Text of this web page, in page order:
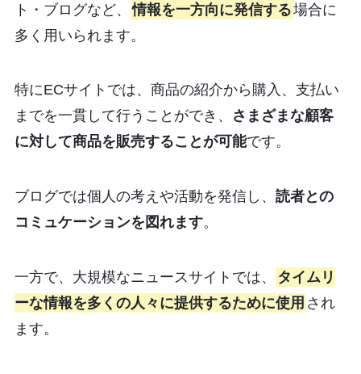
ト・ブログなど、 情報を一方向に発信する場合に
多く用いられます。
特にECサイトでは、商品の紹介から購入、支払い
までを一貫して行うことができ、
さまざまな顧客
に対して商品を販売することが可能です。
ブログでは個人の考えや活動を発信し、 読者との
コミュケーションを図れます。
一方で、大規模なニュースサイトでは、
タイムリ
ーな情報を多くの人々に提供するために使用 され
ます。